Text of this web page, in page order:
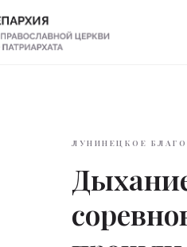
ЛУНИНЕЦКОЕ